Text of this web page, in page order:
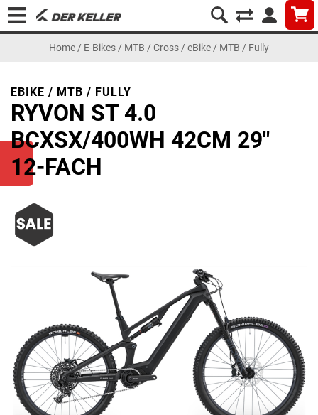
Home / E-Bikes / MTB / Cross / eBike / MTB / Fully
EBIKE / MTB / FULLY
RYVON ST 4.0
BCXSX/400WH 42CM 29"
12-FACH